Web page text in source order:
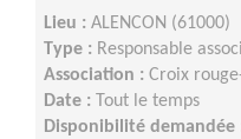
Lieu : ALENCON (61000)
Type : Responsable
Association : Croix
Date : Tout le temps
Disponibilité demandée